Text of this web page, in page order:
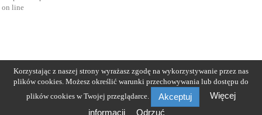
Korzystając z naszej strony wyrażasz zgodę na wykorzystywanie przez nas
plików cookies. Możesz określić warunki przechowywania lub dostępu do
plików cookies w Twojej przeglądarce.
Akceptuj
Więcej
informacji
Odrzuć